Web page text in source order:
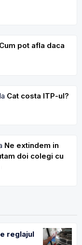
Cum pot afla daca
Cat costa ITP-ul?
Ne extindem in
doi colegi cu
reglajul